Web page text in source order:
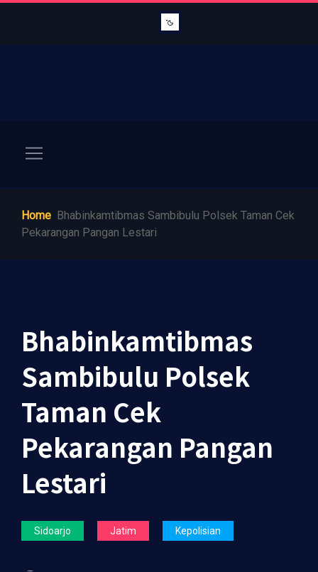
Home Bhabinkamtibmas Sambibulu Polsek Taman Cek
Pekarangan Pangan Lestari
Bhabinkamtibmas
Sambibulu Polsek
Taman Cek
Pekarangan Pangan
Lestari
Sidoarjo Jatim Kepolisian